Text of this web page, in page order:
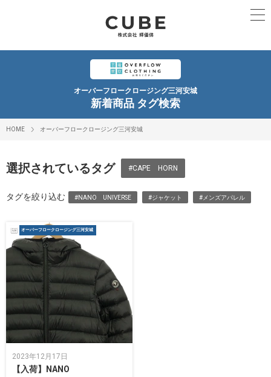
オーバーフロークロージング三河安城
新着商品 タグ検索
HOME オーバーフロークロージング三河安城
選択されているタグ #CAPE HORN
タグを絞り込む #NANO UNIVERSE #ジャケット #メンズアパレル
オーバーフロークロージング三河安城
2023年12月17日
【入荷】NANO